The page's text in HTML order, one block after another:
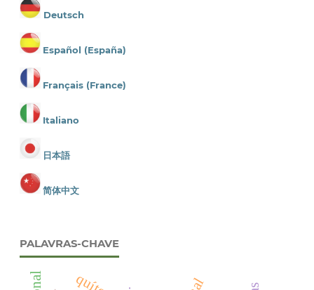
Deutsch
Español (España)
Français (France)
Italiano
日本語
简体中文
PALAVRAS-CHAVE